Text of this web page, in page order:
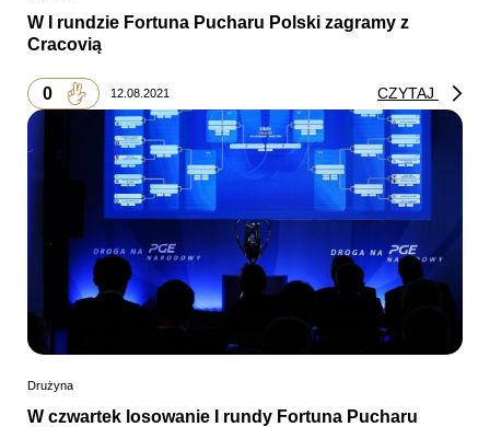
W I rundzie Fortuna Pucharu Polski zagramy z
Cracovią
0 12.08.2021 CZYTAJ
Drużyna
W czwartek losowanie I rundy Fortuna Pucharu